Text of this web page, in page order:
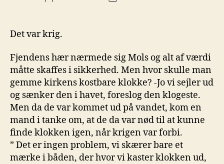
Det var krig.
Fjendens hær nærmede sig Mols og alt af værdi
måtte skaffes i sikkerhed. Men hvor skulle man
gemme kirkens kostbare klokke? -Jo vi sejler ud
og sænker den i havet, foreslog den klogeste.
Men da de var kommet ud på vandet, kom en
mand i tanke om, at de da var nød til at kunne
finde klokken igen, når krigen var forbi.
” Det er ingen problem, vi skærer bare et
mærke i båden, der hvor vi kaster klokken ud,